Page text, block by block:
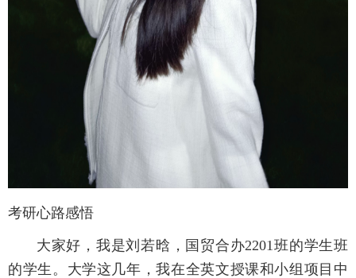
考研心路感悟
大家好，我是刘若晗，国贸合办2201班的学生班
的学生。大学这几年，我在全英文授课和小组项目中